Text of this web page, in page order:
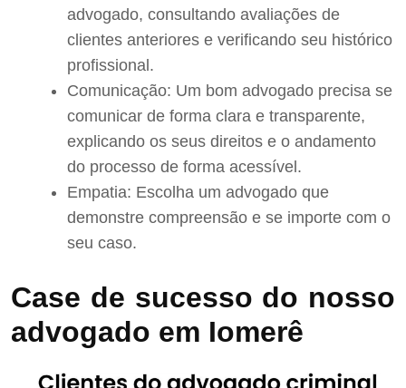
advogado, consultando avaliações de
clientes anteriores e verificando seu histórico
profissional.
Comunicação: Um bom advogado precisa se
comunicar de forma clara e transparente,
explicando os seus direitos e o andamento
do processo de forma acessível.
Empatia: Escolha um advogado que
demonstre compreensão e se importe com o
seu caso.
Case de sucesso do nosso
advogado em Iomerê